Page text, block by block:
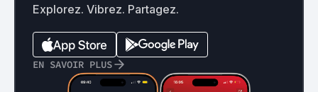
Explorez. Vibrez. Partagez.
EN SAVOIR PLUS